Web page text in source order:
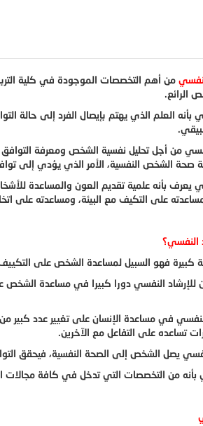
من أهم التخصصات الموجودة في كلية
الرائع.
بأنه العلم الذي يهتم بإيصال الفرد إلى حالة
من أجل تحليل نفسية الشخص ومعرفة
الشخص النفسية، الأمر الذي يؤدي إلى
يعرف بأنه علمية تقديم العون والمساعدة
على التكيف مع البيئة، ومساعدته على
النفسي؟
كبيرة فهو السبيل لمساعدة الشخص على
للإرشاد النفسي دورا كبيرا في مساعدة الشخص
في مساعدة الإنسان على تغيير عدد كبير
تساعده على التفاعل مع الآخرين.
يصل الشخص إلى الصحة النفسية، فيحقق
بأنه من التخصصات التي تدخل في كافة مجالات